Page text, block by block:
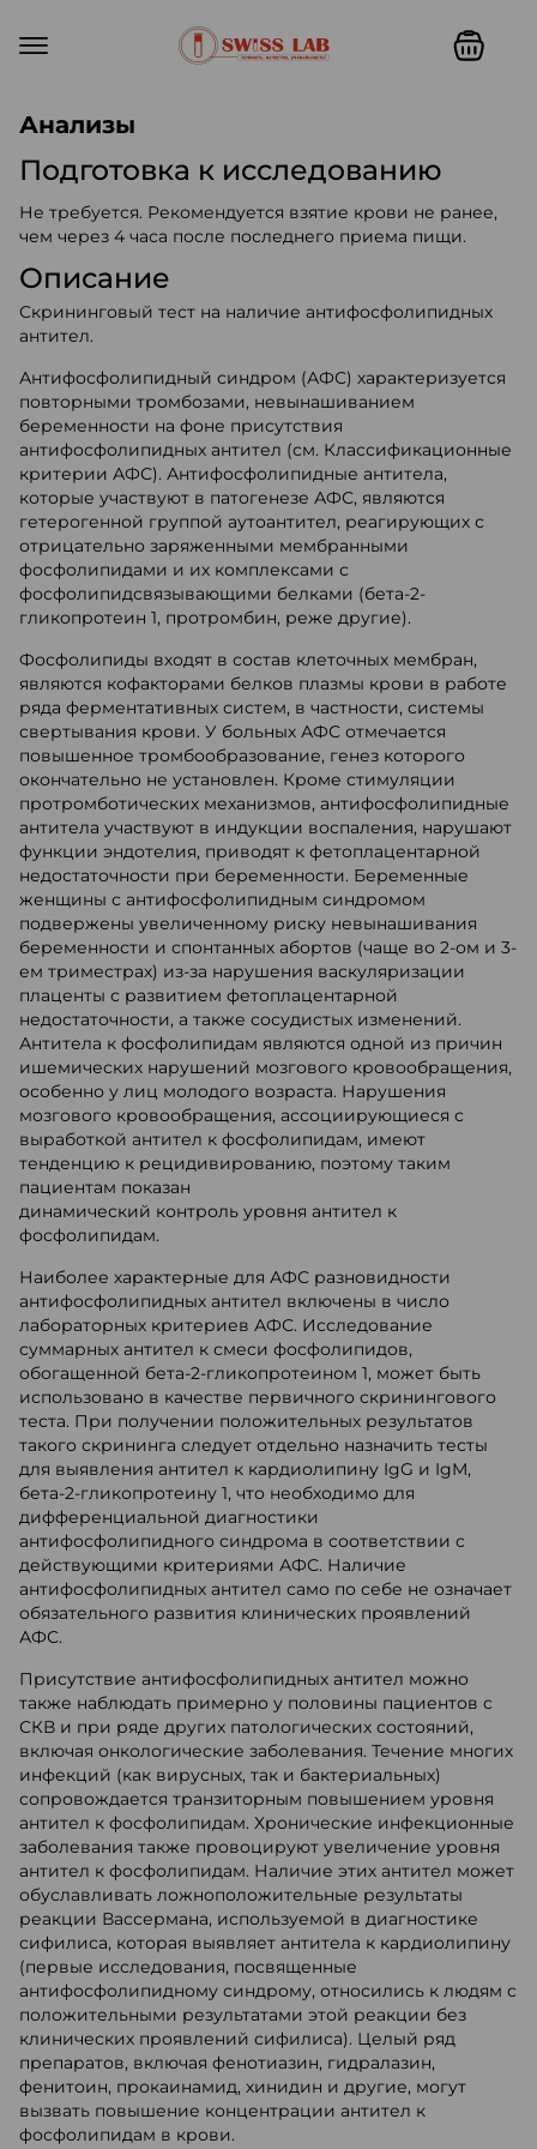
Анализы
Подготовка к исследованию
Не требуется. Рекомендуется взятие крови не ранее,
чем через 4 часа после последнего приема пищи.
Описание
Скрининговый тест на наличие антифосфолипидных
антител.
Антифосфолипидный синдром (АФС) характеризуется
повторными тромбозами, невынашиванием
беременности на фоне присутствия
антифосфолипидных антител (см. Классификационные
критерии АФС). Антифосфолипидные антитела,
которые участвуют в патогенезе АФС, являются
гетерогенной группой аутоантител, реагирующих с
отрицательно заряженными мембранными
фосфолипидами и их комплексами с
фосфолипидсвязывающими белками (бета-2-
гликопротеин 1, протромбин, реже другие).
Фосфолипиды входят в состав клеточных мембран,
являются кофакторами белков плазмы крови в работе
ряда ферментативных систем, в частности, системы
свертывания крови. У больных АФС отмечается
повышенное тромбообразование, генез которого
окончательно не установлен. Кроме стимуляции
протромботических механизмов, антифосфолипидные
антитела участвуют в индукции воспаления, нарушают
функции эндотелия, приводят к фетоплацентарной
недостаточности при беременности. Беременные
женщины с антифосфолипидным синдромом
подвержены увеличенному риску невынашивания
беременности и спонтанных абортов (чаще во 2-ом и 3-
ем триместрах) из-за нарушения васкуляризации
плаценты с развитием фетоплацентарной
недостаточности, а также сосудистых изменений.
Антитела к фосфолипидам являются одной из причин
ишемических нарушений мозгового кровообращения,
особенно у лиц молодого возраста. Нарушения
мозгового кровообращения, ассоциирующиеся с
выработкой антител к фосфолипидам, имеют
тенденцию к рецидивированию, поэтому таким
пациентам показан
динамический контроль уровня антител к
фосфолипидам.
Наиболее характерные для АФС разновидности
антифосфолипидных антител включены в число
лабораторных критериев АФС. Исследование
суммарных антител к смеси фосфолипидов,
обогащенной бета-2-гликопротеином 1, может быть
использовано в качестве первичного скринингового
теста. При получении положительных результатов
такого скрининга следует отдельно назначить тесты
для выявления антител к кардиолипину IgG и IgM,
бета-2-гликопротеину 1, что необходимо для
дифференциальной диагностики
антифосфолипидного синдрома в соответствии с
действующими критериями АФС. Наличие
антифосфолипидных антител само по себе не означает
обязательного развития клинических проявлений
АФС.
Присутствие антифосфолипидных антител можно
также наблюдать примерно у половины пациентов с
СКВ и при ряде других патологических состояний,
включая онкологические заболевания. Течение многих
инфекций (как вирусных, так и бактериальных)
сопровождается транзиторным повышением уровня
антител к фосфолипидам. Хронические инфекционные
заболевания также провоцируют увеличение уровня
антител к фосфолипидам. Наличие этих антител может
обуславливать ложноположительные результаты
реакции Вассермана, используемой в диагностике
сифилиса, которая выявляет антитела к кардиолипину
(первые исследования, посвященные
антифосфолипидному синдрому, относились к людям с
положительными результатами этой реакции без
клинических проявлений сифилиса). Целый ряд
препаратов, включая фенотиазин, гидралазин,
фенитоин, прокаинамид, хинидин и другие, могут
вызвать повышение концентрации антител к
фосфолипидам в крови.